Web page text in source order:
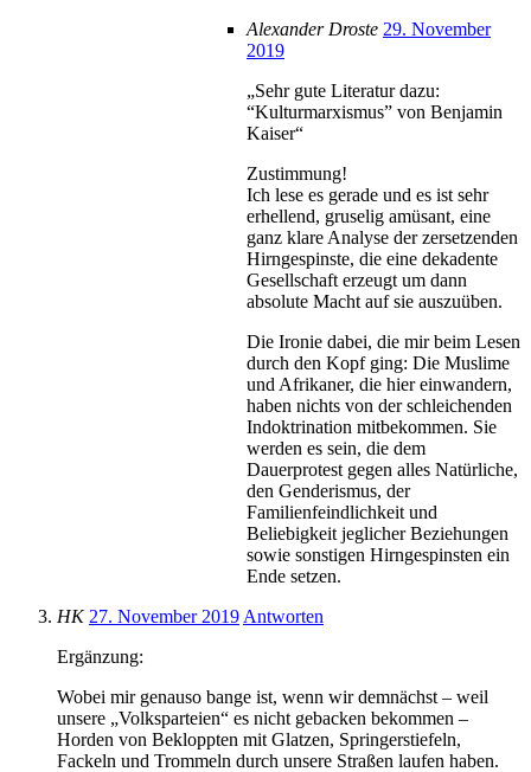
Alexander Droste 29. November
2019
„Sehr gute Literatur dazu:
“Kulturmarxismus” von Benjamin
Kaiser“
Zustimmung!
Ich lese es gerade und es ist sehr
erhellend, gruselig amüsant, eine
ganz klare Analyse der zersetzenden
Hirngespinste, die eine dekadente
Gesellschaft erzeugt um dann
absolute Macht auf sie auszuüben.
Die Ironie dabei, die mir beim Lesen
durch den Kopf ging: Die Muslime
und Afrikaner, die hier einwandern,
haben nichts von der schleichenden
Indoktrination mitbekommen. Sie
werden es sein, die dem
Dauerprotest gegen alles Natürliche,
den Genderismus, der
Familienfeindlichkeit und
Beliebigkeit jeglicher Beziehungen
sowie sonstigen Hirngespinsten ein
Ende setzen.
HK 27. November 2019 Antworten
Ergänzung:
Wobei mir genauso bange ist, wenn wir demnächst – weil
unsere „Volksparteien“ es nicht gebacken bekommen –
Horden von Bekloppten mit Glatzen, Springerstiefeln,
Fackeln und Trommeln durch unsere Straßen laufen haben.